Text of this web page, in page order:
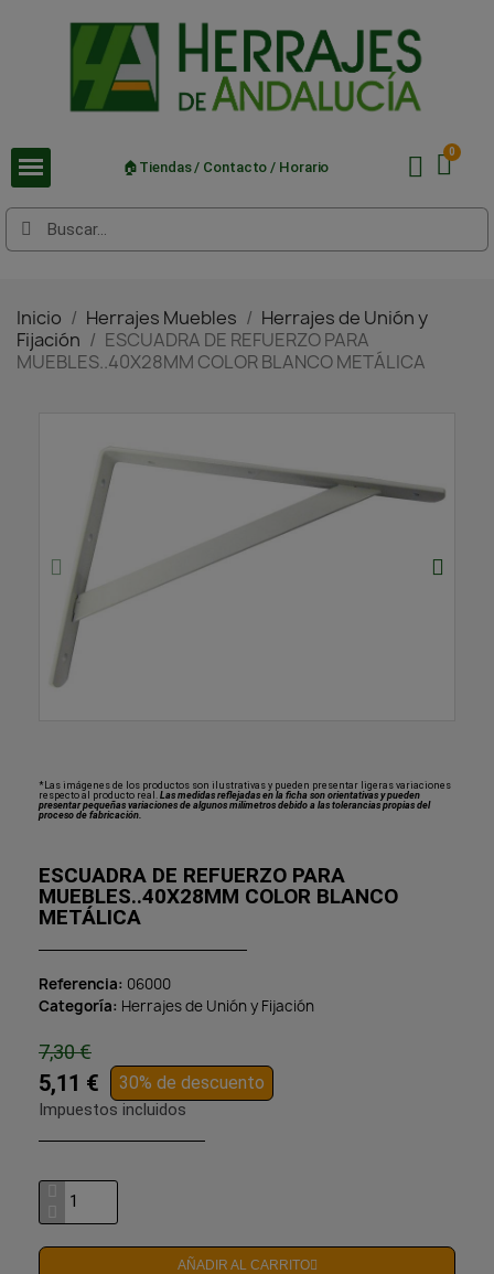
🏠Tiendas / Contacto / Horario
Inicio Herrajes Muebles
Herrajes de Unión y
Fijación
ESCUADRA DE REFUERZO PARA
MUEBLES..40X28MM COLOR BLANCO METÁLICA
*Las imágenes de los productos son ilustrativas y pueden presentar ligeras variaciones
respecto al producto real. Las medidas reflejadas en la ficha son orientativas y pueden
presentar pequeñas variaciones de algunos milímetros debido a las tolerancias propias del
proceso de fabricación.
ESCUADRA DE REFUERZO PARA
MUEBLES..40X28MM COLOR BLANCO
METÁLICA
Referencia 06000
Categoría Herrajes de Unión y Fijación
7,30 €
5,11 € 30% de descuento
Impuestos incluidos
AÑADIR AL CARRITO